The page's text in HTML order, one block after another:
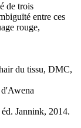
de trois
entre ces
rouge,
du tissu, DMC,
Jannink, 2014.